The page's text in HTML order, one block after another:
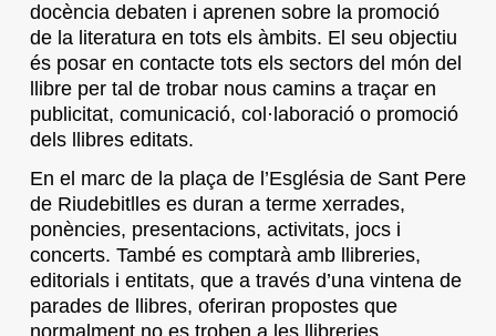
docència debaten i aprenen sobre la promoció
de la literatura en tots els àmbits. El seu objectiu
és posar en contacte tots els sectors del món del
llibre per tal de trobar nous camins a traçar en
publicitat, comunicació, col·laboració o promoció
dels llibres editats.
En el marc de la plaça de l’Església de Sant Pere
de Riudebitlles es duran a terme xerrades,
ponències, presentacions, activitats, jocs i
concerts. També es comptarà amb llibreries,
editorials i entitats, que a través d’una vintena de
parades de llibres, oferiran propostes que